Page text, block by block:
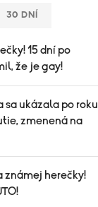
30 DNÍ
15 dní po
že je gay!
sa ukázala po roku
zmenená na
známej herečky!